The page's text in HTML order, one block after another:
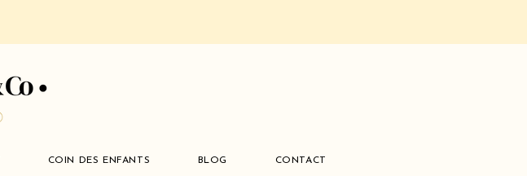
COIN DES ENFANTS BLOG CONTACT